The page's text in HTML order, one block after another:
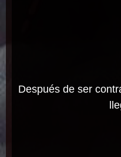
Después de ser